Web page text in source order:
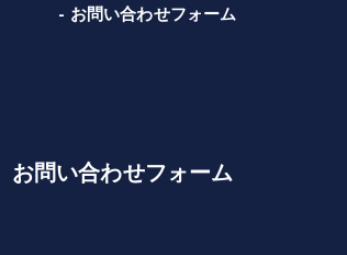
お問い合わせフォーム
お問い合わせフォーム